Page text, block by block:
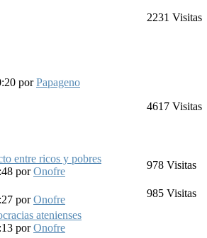
2231 Visitas
porPapageno
4617 Visitas
entre ricos y pobres
porOnofre
978 Visitas
porOnofre
985 Visitas
atenienses
porOnofre